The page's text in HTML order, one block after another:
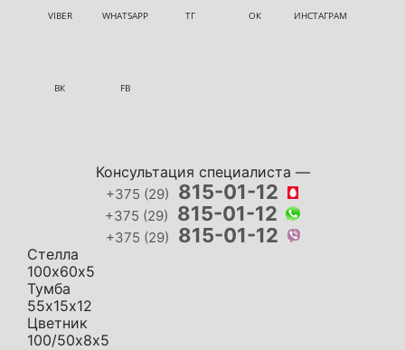
VIBER WHATSAPP ТГ ОК ИНСТАГРАМ
ВК FB
Консультация специалиста —
+375 (29) 815-01-12
+375 (29) 815-01-12
+375 (29) 815-01-12
Стелла
100х60х5
Тумба
55х15х12
Цветник
100/50х8х5